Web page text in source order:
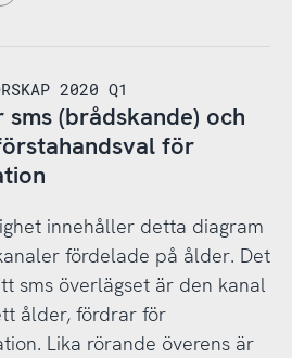
2020 Q1
(brådskande) och
för
innehåller detta diagram
fördelade på ålder. Det
sms överlägset är den kanal
ålder, fördrar för
Lika rörande överens är